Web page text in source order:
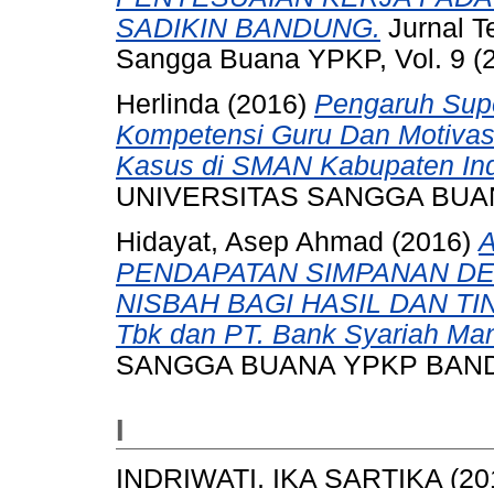
SADIKIN BANDUNG. Jurnal
Sangga Buana YPKP, Vol. 9
Herlinda (2016) Pengaruh
Kompetensi Guru Dan
Kasus di SMAN Kabupaten
UNIVERSITAS SANGGA
Hidayat, Asep Ahmad (2016)
PENDAPATAN SIMPANAN
NISBAH BAGI HASIL DAN
Tbk dan PT. Bank Syariah
SANGGA BUANA YPKP
I
INDRIWATI, IKA SARTIKA